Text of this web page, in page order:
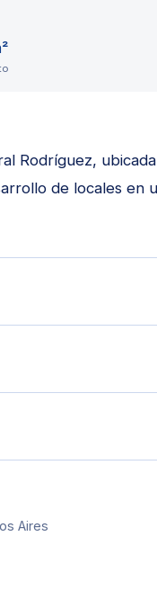
Rodríguez,
de locales en
Aires